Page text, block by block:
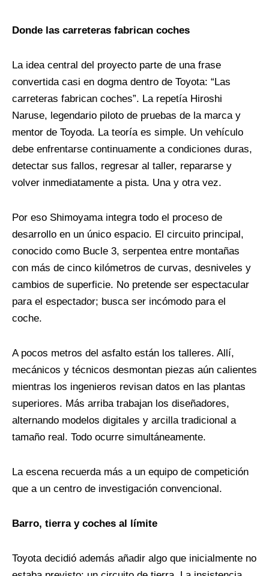
Donde las carreteras fabrican coches
La idea central del proyecto parte de una frase
convertida casi en dogma dentro de Toyota: “Las
carreteras fabrican coches”. La repetía Hiroshi
Naruse, legendario piloto de pruebas de la marca y
mentor de Toyoda. La teoría es simple. Un vehículo
debe enfrentarse continuamente a condiciones duras,
detectar sus fallos, regresar al taller, repararse y
volver inmediatamente a pista. Una y otra vez.
Por eso Shimoyama integra todo el proceso de
desarrollo en un único espacio. El circuito principal,
conocido como Bucle 3, serpentea entre montañas
con más de cinco kilómetros de curvas, desniveles y
cambios de superficie. No pretende ser espectacular
para el espectador; busca ser incómodo para el
coche.
A pocos metros del asfalto están los talleres. Allí,
mecánicos y técnicos desmontan piezas aún calientes
mientras los ingenieros revisan datos en las plantas
superiores. Más arriba trabajan los diseñadores,
alternando modelos digitales y arcilla tradicional a
tamaño real. Todo ocurre simultáneamente.
La escena recuerda más a un equipo de competición
que a un centro de investigación convencional.
Barro, tierra y coches al límite
Toyota decidió además añadir algo que inicialmente no